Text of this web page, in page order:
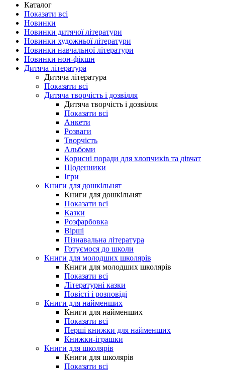
Каталог
Показати всі
Новинки
Новинки дитячої літератури
Новинки художньої літератури
Новинки навчальної літератури
Новинки нон-фікшн
Дитяча література
Дитяча література
Показати всі
Дитяча творчість і дозвілля
Дитяча творчість і дозвілля
Показати всі
Анкети
Розваги
Творчість
Альбоми
Корисні поради для хлопчиків та дівчат
Щоденники
Ігри
Книги для дошкільнят
Книги для дошкільнят
Показати всі
Казки
Розфарбовка
Вірші
Пізнавальна література
Готуємося до школи
Книги для молодших школярів
Книги для молодших школярів
Показати всі
Літературні казки
Повісті і розповіді
Книги для найменших
Книги для найменших
Показати всі
Перші книжки для найменших
Книжки-іграшки
Книги для школярів
Книги для школярів
Показати всі